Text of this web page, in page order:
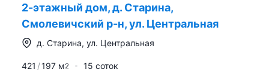
2-этажный дом, д. Старина,
Смолевичский р-н, ул. Центральная
д. Старина, ул. Центральная
421 197 м2 15 соток